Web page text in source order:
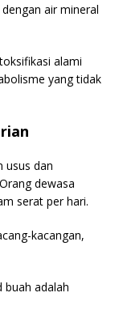
air mineral
alami
yang tidak
usus dan
dewasa
serat per hari.
kacangan,
buah adalah